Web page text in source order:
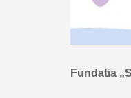
Fundatia